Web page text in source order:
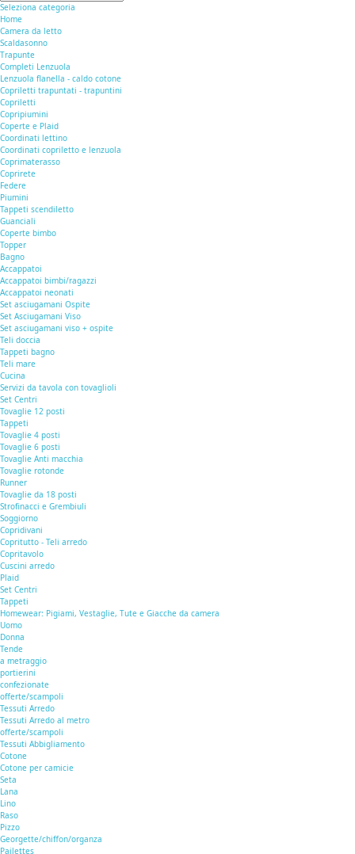
Seleziona categoria
Home
Camera da letto
Scaldasonno
Trapunte
Completi Lenzuola
Lenzuola flanella - caldo cotone
Copriletti trapuntati - trapuntini
Copriletti
Copripiumini
Coperte e Plaid
Coordinati lettino
Coordinati copriletto e lenzuola
Coprimaterasso
Coprirete
Federe
Piumini
Tappeti scendiletto
Guanciali
Coperte bimbo
Topper
Bagno
Accappatoi
Accappatoi bimbi/ragazzi
Accappatoi neonati
Set asciugamani Ospite
Set Asciugamani Viso
Set asciugamani viso + ospite
Teli doccia
Tappeti bagno
Teli mare
Cucina
Servizi da tavola con tovaglioli
Set Centri
Tovaglie 12 posti
Tappeti
Tovaglie 4 posti
Tovaglie 6 posti
Tovaglie Anti macchia
Tovaglie rotonde
Runner
Tovaglie da 18 posti
Strofinacci e Grembiuli
Soggiorno
Copridivani
Copritutto - Teli arredo
Copritavolo
Cuscini arredo
Plaid
Set Centri
Tappeti
Homewear: Pigiami, Vestaglie, Tute e Giacche da camera
Uomo
Donna
Tende
a metraggio
portierini
confezionate
offerte/scampoli
Tessuti Arredo
Tessuti Arredo al metro
offerte/scampoli
Tessuti Abbigliamento
Cotone
Cotone per camicie
Seta
Lana
Lino
Raso
Pizzo
Georgette/chiffon/organza
Pailettes